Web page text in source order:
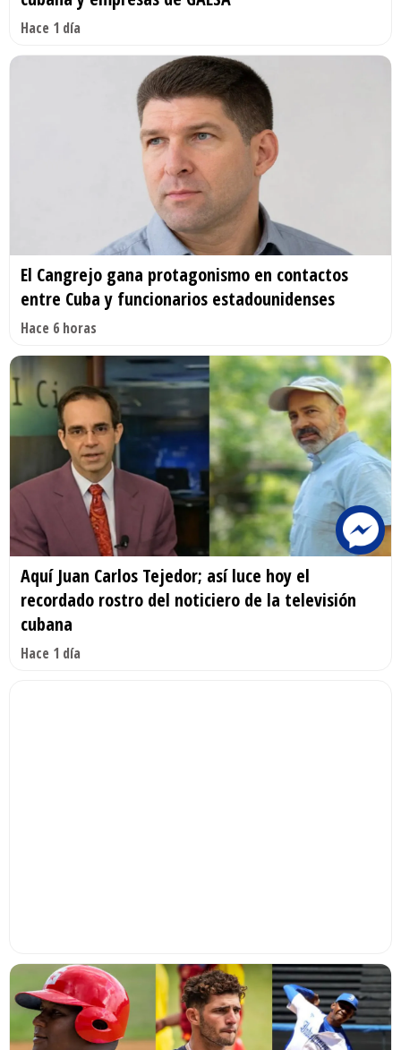
Hace 1 día
El Cangrejo gana protagonismo en contactos
entre Cuba y funcionarios estadounidenses
Hace 6 horas
Aquí Juan Carlos Tejedor; así luce hoy el
recordado rostro del noticiero de la televisión
cubana
Hace 1 día